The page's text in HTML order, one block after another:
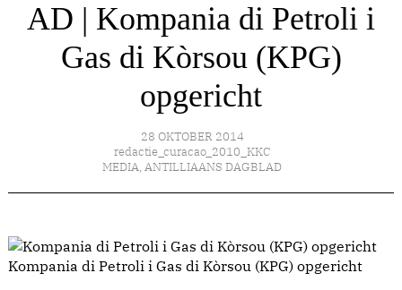
AD | Kompania di Petroli i
Gas di Kòrsou (KPG)
opgericht
28 OKTOBER 2014
redactie_curacao_2010_KKC
MEDIA, ANTILLIAANS DAGBLAD
Kompania di Petroli i Gas di Kòrsou (KPG) opgericht